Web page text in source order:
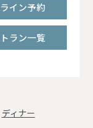
イン予約
ラン一覧
ディナー